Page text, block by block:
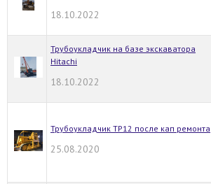
18.10.2022
Трубоукладчик на базе экскаватора
Hitachi
18.10.2022
Трубоукладчик ТР12 после кап ремонта
25.08.2020